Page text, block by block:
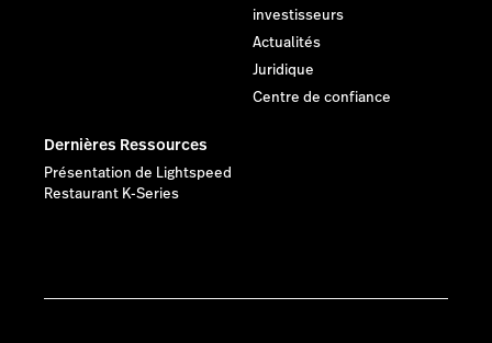
investisseurs
Actualités
Juridique
Centre de confiance
Dernières Ressources
Présentation de Lightspeed
Restaurant K-Series